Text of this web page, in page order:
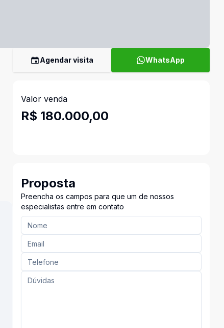
Agendar visita WhatsApp
Valor venda
R$ 180.000,00
Proposta
Preencha os campos para que um de nossos
especialistas entre em contato